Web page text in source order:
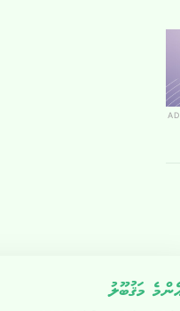
މަޤުބޫލު